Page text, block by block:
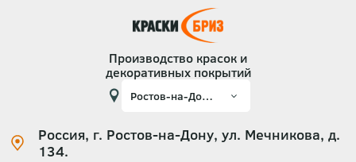
Производство красок и
декоративных покрытий
Россия, г. Ростов-на-Дону, ул. Мечникова, д.
134.